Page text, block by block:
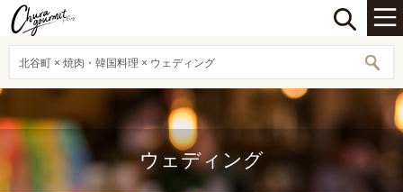
北谷町 × 焼肉・韓国料理 × ウェディング
ウェディング